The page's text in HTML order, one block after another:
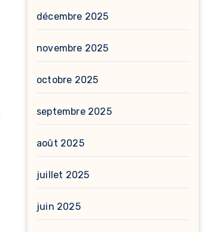
décembre 2025
novembre 2025
octobre 2025
septembre 2025
août 2025
juillet 2025
juin 2025